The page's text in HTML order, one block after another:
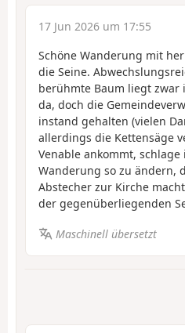
17 Jun 2026 um 17:55
Schöne Wanderung mit
die Seine.
berühmte Baum liegt
da, doch die
instand gehalten (vielen
allerdings die Kettensäge
Venable ankommt,
Wanderung so zu ändern,
Abstecher zur Kirche
der gegenüberliegenden
Maschinell übersetzt